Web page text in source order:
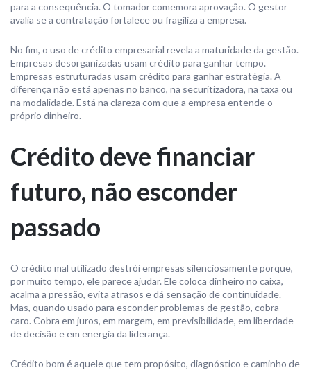
para a consequência. O tomador comemora aprovação. O gestor
avalia se a contratação fortalece ou fragiliza a empresa.
No fim, o uso de crédito empresarial revela a maturidade da gestão.
Empresas desorganizadas usam crédito para ganhar tempo.
Empresas estruturadas usam crédito para ganhar estratégia. A
diferença não está apenas no banco, na securitizadora, na taxa ou
na modalidade. Está na clareza com que a empresa entende o
próprio dinheiro.
Crédito deve financiar
futuro, não esconder
passado
O crédito mal utilizado destrói empresas silenciosamente porque,
por muito tempo, ele parece ajudar. Ele coloca dinheiro no caixa,
acalma a pressão, evita atrasos e dá sensação de continuidade.
Mas, quando usado para esconder problemas de gestão, cobra
caro. Cobra em juros, em margem, em previsibilidade, em liberdade
de decisão e em energia da liderança.
Crédito bom é aquele que tem propósito, diagnóstico e caminho de